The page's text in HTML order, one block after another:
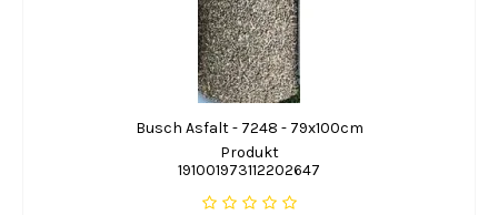
Busch Asfalt - 7248 - 79x100cm
Produkt
191001973112202647